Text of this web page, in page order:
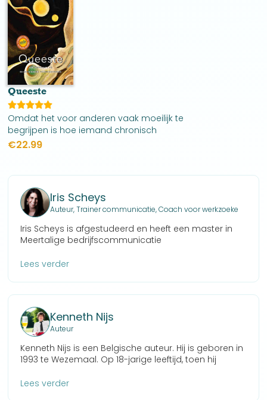
Queeste
Omdat het voor anderen vaak moeilijk te
begrijpen is hoe iemand chronisch
vermoeid kan zijn, schreef Iris Scheys
bieden.
€22.99
Iris Scheys
Auteur, Trainer communicatie, Coach voor werkzoeke
Iris Scheys is afgestudeerd en heeft een master in
Meertalige bedrijfscommunicatie
Lees verder
Kenneth Nijs
Auteur
Kenneth Nijs is een Belgische auteur. Hij is geboren in
1993 te Wezemaal. Op 18-jarige leeftijd, toen hij
Lees verder